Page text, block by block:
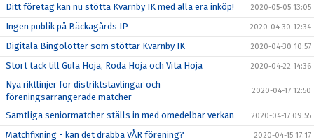
Ditt företag kan nu stötta Kvarnby IK med alla era inköp! 2020-05-05 13:05
Ingen publik på Bäckagårds IP 2020-04-30 12:34
Digitala Bingolotter som stöttar Kvarnby IK 2020-04-30 10:57
Stort tack till Gula Höja, Röda Höja och Vita Höja 2020-04-22 14:36
Nya riktlinjer för distriktstävlingar och
föreningsarrangerade matcher
2020-04-17 12:50
Samtliga seniormatcher ställs in med omedelbar verkan 2020-04-17 09:55
Matchfixning - kan det drabba VÅR förening? 2020-04-15 17:17